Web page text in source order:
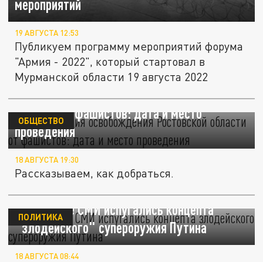
мероприятий
19 АВГУСТА 12:53
Публикуем программу мероприятий форума
"Армия - 2022", который стартовал в
Мурманской области 19 августа 2022
Реконструкция освобождения Ростовской
области от фашистов: дата и место
проведения
ОБЩЕСТВО
18 АВГУСТА 19:30
Рассказываем, как добраться.
Британские СМИ испугались концепта
"злодейского" супероружия Путина
ПОЛИТИКА
18 АВГУСТА 08:44